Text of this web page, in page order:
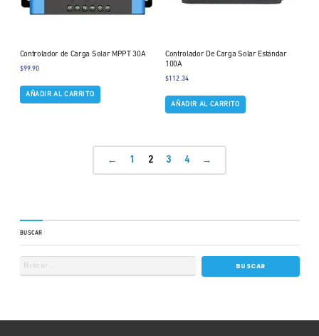
Controlador de Carga Solar MPPT 30A
$99.90
AÑADIR AL CARRITO
Controlador De Carga Solar Estándar
100A
$112.34
AÑADIR AL CARRITO
← 1 2 3 4 →
BUSCAR